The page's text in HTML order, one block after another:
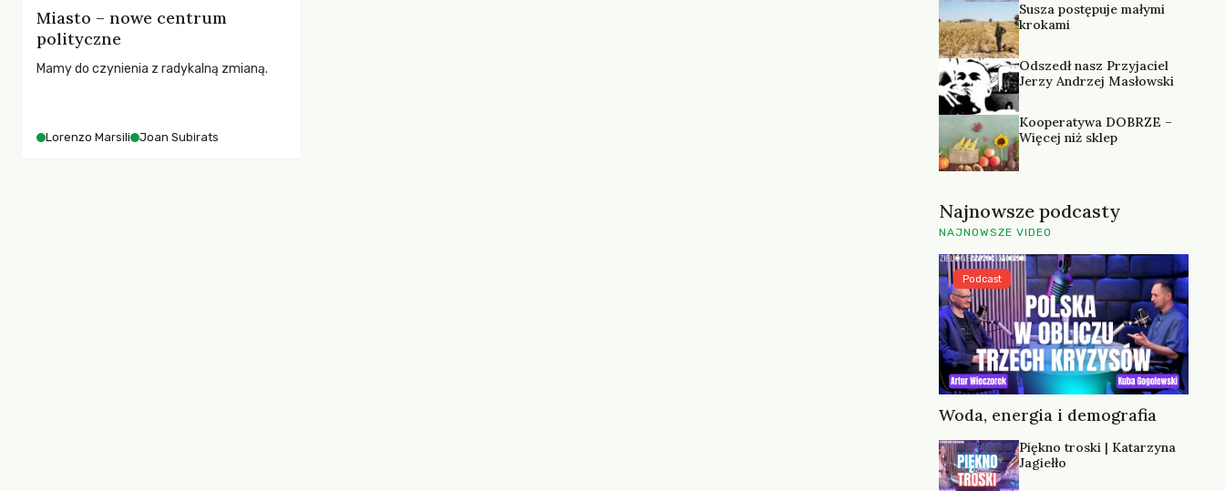
Miasto – nowe centrum
polityczne
Mamy do czynienia z radykalną zmianą.
Lorenzo Marsili Joan Subirats
Susza postępuje małymi
krokami
Odszedł nasz Przyjaciel
Jerzy Andrzej Masłowski
Kooperatywa DOBRZE –
Więcej niż sklep
Najnowsze podcasty
NAJNOWSZE VIDEO
Woda, energia i demografia
Podcast
Piękno troski | Katarzyna
Jagiełło